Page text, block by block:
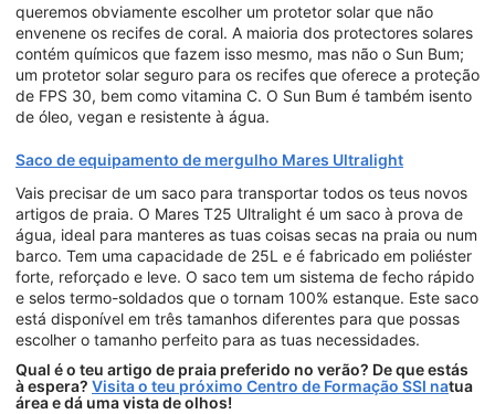
queremos obviamente escolher um protetor solar que não
envenene os recifes de coral. A maioria dos protectores solares
contém químicos que fazem isso mesmo, mas não o Sun Bum;
um protetor solar seguro para os recifes que oferece a proteção
de FPS 30, bem como vitamina C. O Sun Bum é também isento
de óleo, vegan e resistente à água.
Saco de equipamento de mergulho Mares Ultralight
Vais precisar de um saco para transportar todos os teus novos
artigos de praia. O Mares T25 Ultralight é um saco à prova de
água, ideal para manteres as tuas coisas secas na praia ou num
barco. Tem uma capacidade de 25L e é fabricado em poliéster
forte, reforçado e leve. O saco tem um sistema de fecho rápido
e selos termo-soldados que o tornam 100% estanque. Este saco
está disponível em três tamanhos diferentes para que possas
escolher o tamanho perfeito para as tuas necessidades.
Qual é o teu artigo de praia preferido no verão? De que estás
à espera? Visita o teu próximo Centro de Formação SSI natua
área e dá uma vista de olhos!